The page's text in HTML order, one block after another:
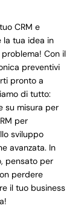
CRM e
la tua idea in
Con il
preventivi
pronto a
di tutto:
su misura per
per
sviluppo
avanzata. In
pensato per
perdere
il tuo business